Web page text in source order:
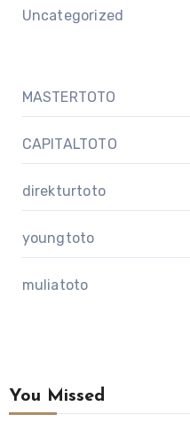
Uncategorized
MASTERTOTO
CAPITALTOTO
direkturtoto
youngtoto
muliatoto
You Missed